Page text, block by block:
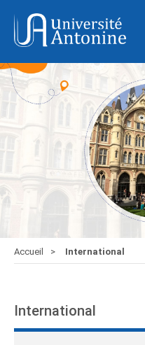
Accueil International
International